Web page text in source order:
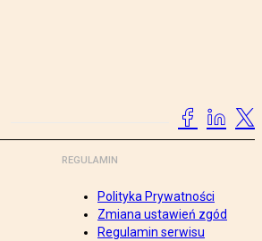
REGULAMIN
Polityka Prywatności
Zmiana ustawień zgód
Regulamin serwisu